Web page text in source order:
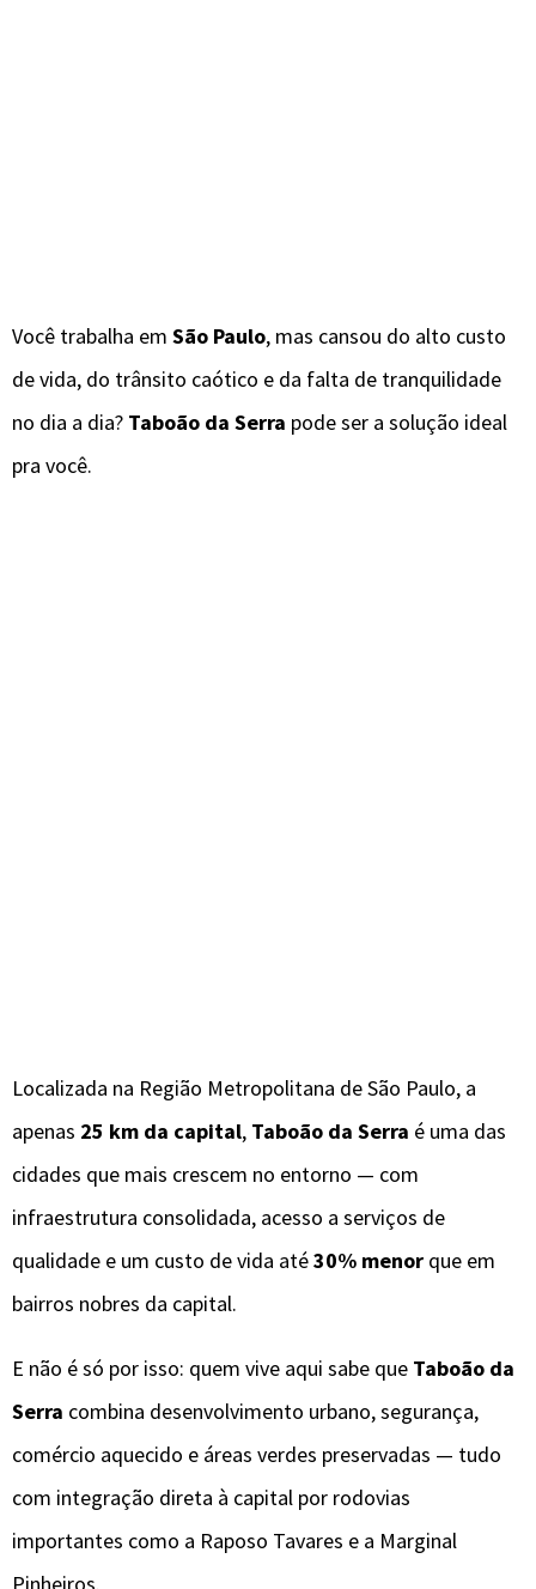
Você trabalha em São Paulo, mas cansou do alto custo
de vida, do trânsito caótico e da falta de tranquilidade
no dia a dia? Taboão da Serra pode ser a solução ideal
pra você.
Localizada na Região Metropolitana de São Paulo, a
apenas 25 km da capital, Taboão da Serra é uma das
cidades que mais crescem no entorno — com
infraestrutura consolidada, acesso a serviços de
qualidade e um custo de vida até30% menor que em
bairros nobres da capital.
E não é só por isso: quem vive aqui sabe que Taboão da
Serra combina desenvolvimento urbano, segurança,
comércio aquecido e áreas verdes preservadas — tudo
com integração direta à capital por rodovias
importantes como a Raposo Tavares e a Marginal